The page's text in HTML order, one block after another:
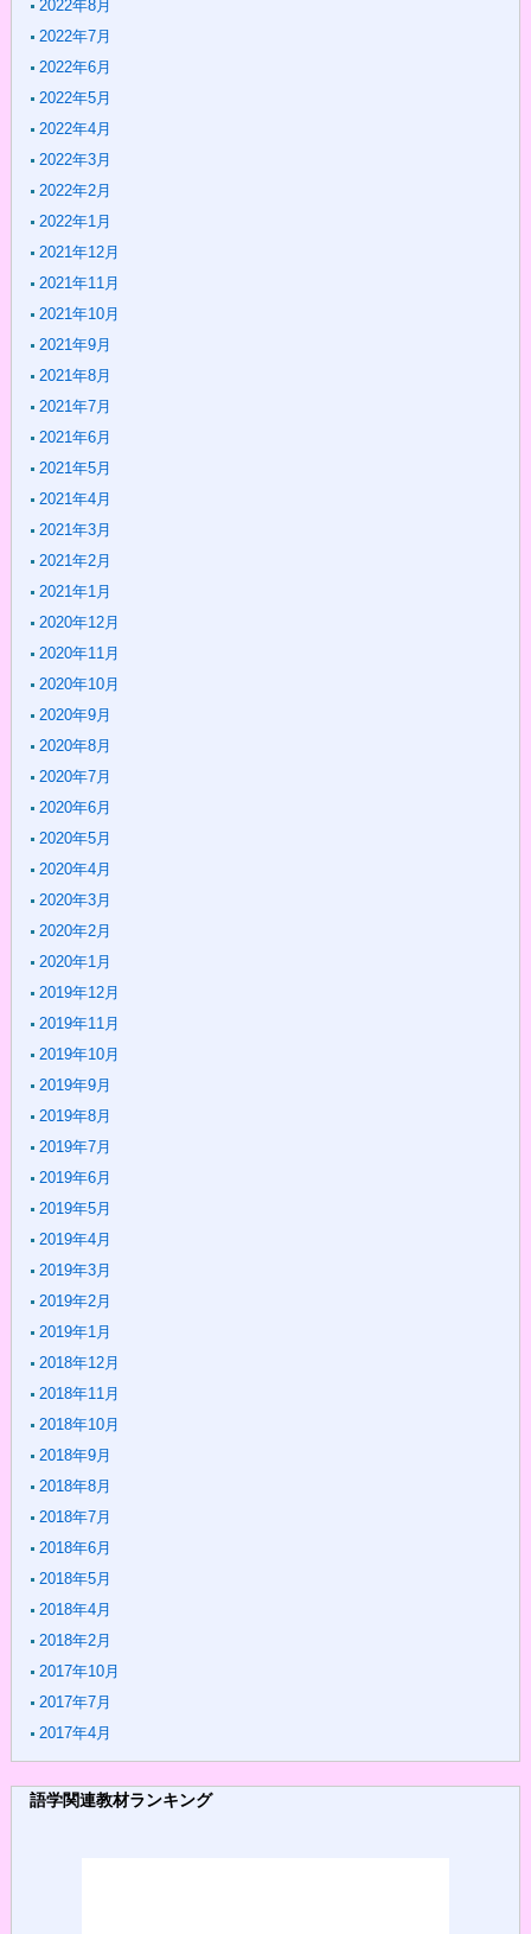
2022年8月
2022年7月
2022年6月
2022年5月
2022年4月
2022年3月
2022年2月
2022年1月
2021年12月
2021年11月
2021年10月
2021年9月
2021年8月
2021年7月
2021年6月
2021年5月
2021年4月
2021年3月
2021年2月
2021年1月
2020年12月
2020年11月
2020年10月
2020年9月
2020年8月
2020年7月
2020年6月
2020年5月
2020年4月
2020年3月
2020年2月
2020年1月
2019年12月
2019年11月
2019年10月
2019年9月
2019年8月
2019年7月
2019年6月
2019年5月
2019年4月
2019年3月
2019年2月
2019年1月
2018年12月
2018年11月
2018年10月
2018年9月
2018年8月
2018年7月
2018年6月
2018年5月
2018年4月
2018年2月
2017年10月
2017年7月
2017年4月
語学関連教材ランキング